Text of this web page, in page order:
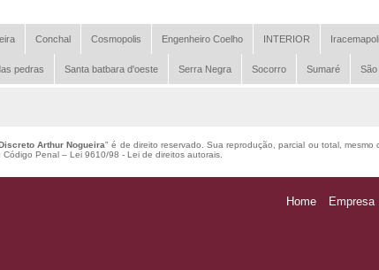
Conchal Cosmopolis Engenheiro Coelho INTERIOR
pedras Santa batbara d'oeste Serra Negra Socorro Sumaré São
Arthur Nogueira" é de direito reservado. Sua reprodução, parcial ou total,
Código Penal – Lei 9610/98 - Lei de direitos autorais.
Home Empresa